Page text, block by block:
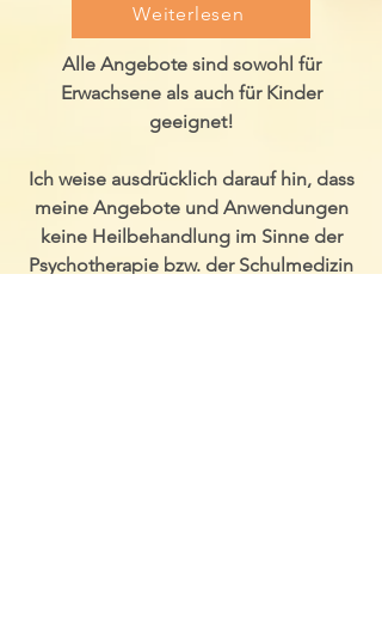
Weiterlesen
Alle Angebote sind sowohl für
Erwachsene als auch für Kinder
geeignet!
Ich weise ausdrücklich darauf hin, dass
meine Angebote und Anwendungen
keine Heilbehandlung im Sinne der
Psychotherapie bzw. der Schulmedizin